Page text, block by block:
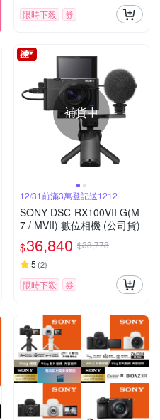
限時下殺 券
補貨中
12/31前滿3萬登記送1212
SONY DSC-RX100VII G(M
7 / MVII) 數位相機 (公司貨)
$36,840 $38,778
5 (2)
限時下殺 券